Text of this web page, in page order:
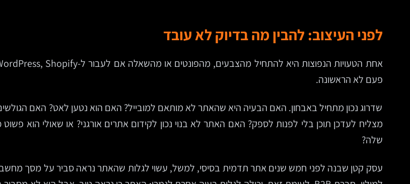
לפני העיצוב: להבין מה בדיוק לא עובד
פעם לא הראשונה.
שדרוג נכון מתחיל באבחון. האם הבעיה היא שהאתר לא מותאם למובייל? האם הוא נטען לאט? האם
מצליח לעדכן תוכן בלי לפנות לספק? האם האתר לא בנוי נכון לקידום אתרים אורגני? או שאולי
שלה?
עסק קטן שבנה לפני חמש שנים אתר תדמית בסיסי, למשל, עשוי לגלות שהאתר נראה סביר על מסך